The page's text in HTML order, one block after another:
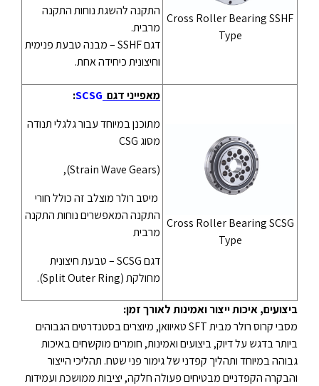
Cross Roller Bearing SSHF
Type
התקנה להשגת נוחות התקנה
מרבית.
דגם SSHF – מבנה טבעת פנימית
וחיצונית כיחידה אחת.
Cross Roller Bearing SCSG
Type
מאפייני דגם SCSG
:
מתוכנן במיוחד עבור גלגלי תנודה
מסוג CSG
(Strain Wave Gears),
מיסב רולר מוצלב זה כולל חורי
התקנה המאפשרים נוחות התקנה
מרבית
דגם SCSG – טבעת חיצונית
מחולקת (Split Outer Ring).
ביצועים, איכות ייצור ואמינות לאורך זמן:
מסבי קרוס רולר מבית SFT טאיוואן, מיוצרים בסטנדרטים הגבוהים
ביותר בדגש על דיוק, ביצועים ואמינות, חומרים מוקשחים באיכות
גבוהה במיוחד ותהליך קפדני של גימור פני שטח. תהליכי הייצור
והבקרה הקפדניים מבטיחים פעולה חלקה, יציבות ממושכת ועמידות